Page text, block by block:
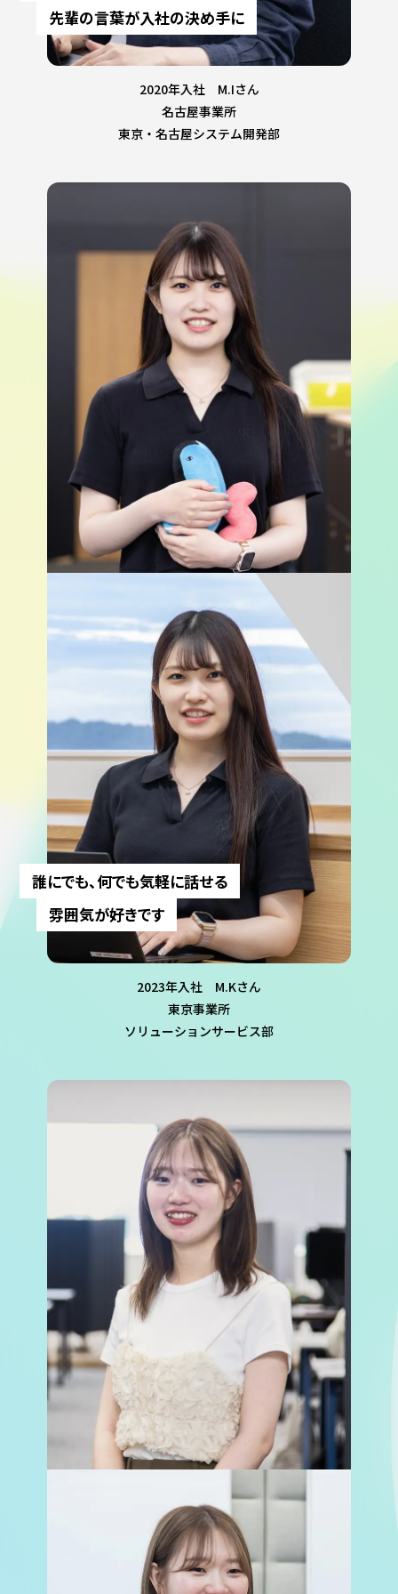
先輩の言葉が入社の決め手に
2020年入社 M.Iさん
名古屋事業所
東京・名古屋システム開発部
誰にでも、何でも気軽に話せる
雰囲気が好きです
2023年入社 M.Kさん
東京事業所
ソリューションサービス部